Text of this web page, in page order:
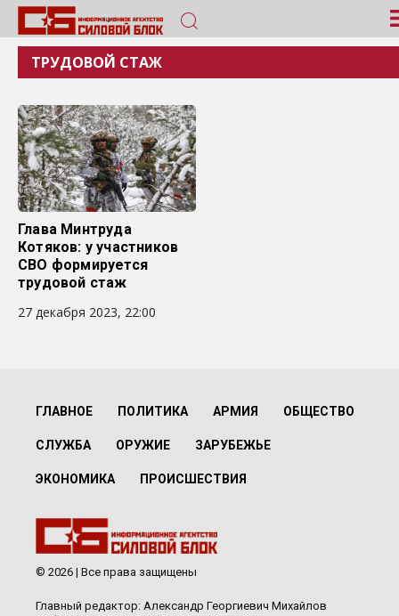
ТРУДОВОЙ СТАЖ
Глава Минтруда
Котяков: у участников
СВО формируется
трудовой стаж
27 декабря 2023, 22:00
ГЛАВНОЕ ПОЛИТИКА АРМИЯ ОБЩЕСТВО
СЛУЖБА ОРУЖИЕ ЗАРУБЕЖЬЕ
ЭКОНОМИКА ПРОИСШЕСТВИЯ
© 2026 | Все права защищены
Главный редактор: Александр Георгиевич Михайлов